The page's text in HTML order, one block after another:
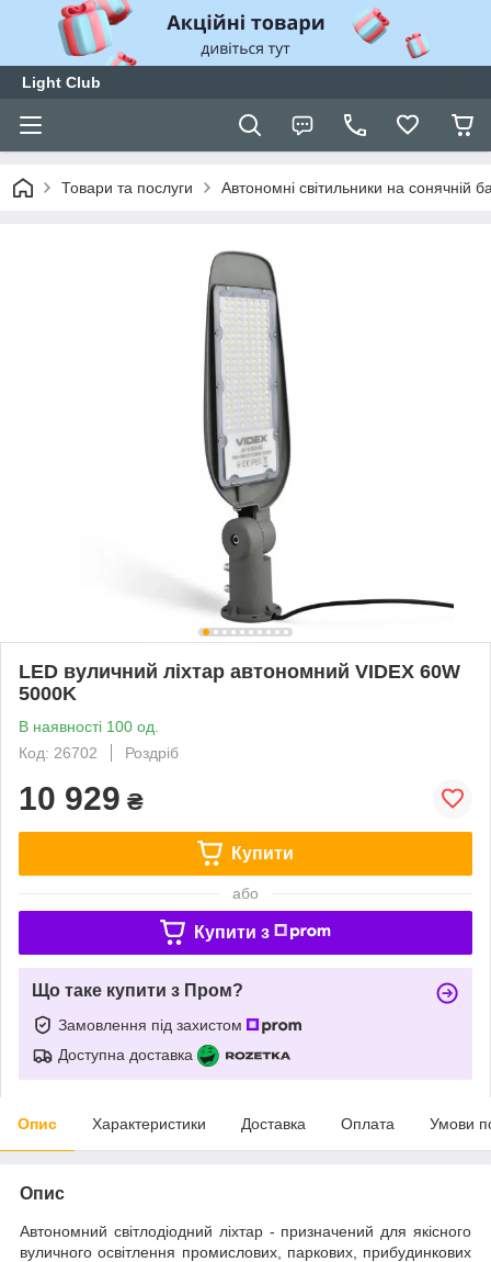
Light Club
Товари та послуги Автономні світильники на сонячній
LED вуличний ліхтар автономний VIDEX 60W
5000K
В наявності 100 од.
Код: 26702
Роздріб
10 929 ₴
Купити
або
Купити з
Що таке купити з Пром?
Замовлення під захистом
Доступна доставка
Опис Характеристики Доставка Оплата Умови
Опис
Автономний світлодіодний ліхтар - призначений для якісного
вуличного освітлення промислових, паркових, прибудинкових